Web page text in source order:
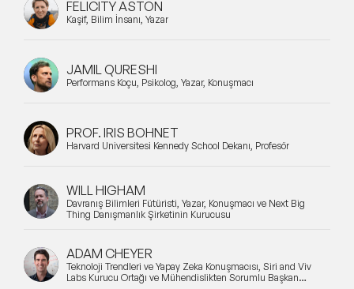
FELICITY ASTON
Kaşif, Bilim İnsanı, Yazar
JAMIL QURESHI
Performans Koçu, Psikolog, Yazar, Konuşmacı
PROF. IRIS BOHNET
Harvard Üniversitesi Kennedy School Dekanı, Profesör
WILL HIGHAM
Davranış Bilimleri Fütüristi, Yazar, Konuşmacı ve Next Big
Thing Danışmanlık Şirketinin Kurucusu
ADAM CHEYER
Teknoloji Trendleri ve Yapay Zeka Konuşmacısı, Siri and Viv
Labs Kurucu Ortağı ve Mühendislikten Sorumlu Başkan
Çalışan Bağlılığı & Motivasyon
Big Data (Büyük Veri) Konusunda Uzman
Konuşmacılar
Döngüsel Ekonomi Alanında Uzman
Edebiyat Konusunda Uzman Konuşmacılar
Endüstri 4.0 Konusunda Uzman ve
İklim Değişikliği Konusunda Uzman
Konuşmacılar